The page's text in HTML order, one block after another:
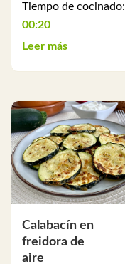
Tiempo de cocinado:
00:20
Leer más
Calabacín en
freidora de
aire